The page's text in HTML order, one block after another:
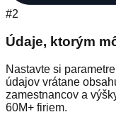
#2
Údaje, ktorým
Nastavte si
údajov vrátane
zamestnancov a
60M+ firiem.